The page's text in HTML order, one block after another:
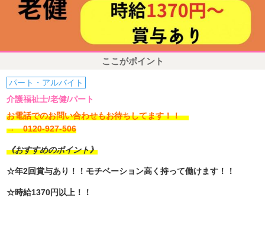
ここがポイント
パート・アルバイト
介護福祉士/老健/パート
お電話でのお問い合わせもお待ちしてます！！
→ 0120-927-506
《おすすめのポイント》
☆年2回賞与あり！！モチベーション高く持って働けます！！
☆時給1370円以上！！